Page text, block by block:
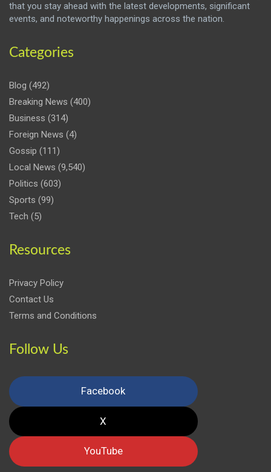
that you stay ahead with the latest developments, significant
events, and noteworthy happenings across the nation.
Categories
Blog (492)
Breaking News (400)
Business (314)
Foreign News (4)
Gossip (111)
Local News (9,540)
Politics (603)
Sports (99)
Tech (5)
Resources
Privacy Policy
Contact Us
Terms and Conditions
Follow Us
Facebook
X
YouTube